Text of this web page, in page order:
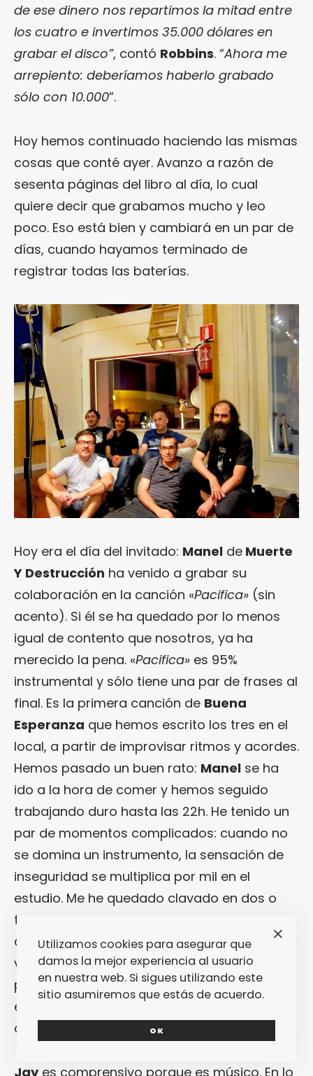
de ese dinero nos repartimos la mitad entre
los cuatro e invertimos 35.000 dólares en
grabar el disco”, contó Robbins. “Ahora me
arrepiento: deberíamos haberlo grabado
sólo con 10.000”.
Hoy hemos continuado haciendo las mismas
cosas que conté ayer. Avanzo a razón de
sesenta páginas del libro al día, lo cual
quiere decir que grabamos mucho y leo
poco. Eso está bien y cambiará en un par de
días, cuando hayamos terminado de
registrar todas las baterías.
Hoy era el día del invitado: Manel de Muerte
Y Destrucción ha venido a grabar su
colaboración en la canción «Pacifica» (sin
acento). Si él se ha quedado por lo menos
igual de contento que nosotros, ya ha
merecido la pena. «Pacifica» es 95%
instrumental y sólo tiene una par de frases al
final. Es la primera canción de Buena
Esperanza que hemos escrito los tres en el
local, a partir de improvisar ritmos y acordes.
Hemos pasado un buen rato: Manel se ha
ido a la hora de comer y hemos seguido
trabajando duro hasta las 22h. He tenido un
par de momentos complicados: cuando no
se domina un instrumento, la sensación de
inseguridad se multiplica por mil en el
estudio. Me he quedado clavado en dos o
tres cambios de ritmo y he necesitado una
dosis extra de cariño por parte del resto. A
veces no es suficiente con querer hacerlo
perfecto: simplemente hay que hacerlo,
especialmente cuando se está grabando un
disco.
Jayes comprensivo porque es músico. En lo
Utilizamos cookies para asegurar que
damos la mejor experiencia al usuario
en nuestra web. Si sigues utilizando este
sitio asumiremos que estás de acuerdo.
OK